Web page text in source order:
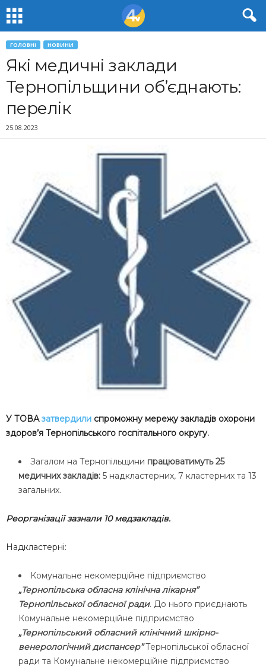
ГОЛОВНІ НОВИНИ
Які медичні заклади
Тернопільщини об’єднають:
перелік
25.08.2023
У ТОВАзатвердили спроможну мережу закладів охорони
здоров’я Тернопільського госпітального округу.
Загалом на Тернопільщини працюватимуть 25
медичних закладів: 5 надкластерних, 7 кластерних та 13
загальних.
Реорганізації зазнали 10 медзакладів.
Надкластерні:
Комунальне некомерційне підприємство
„Тернопільська обласна клінічна лікарня”
Тернопільської обласної ради. До нього приєднають
Комунальне некомерційне підприємство
„Тернопільський обласний клінічний шкірно-
венерологічний диспансер”Тернопільської обласної
ради та Комунальне некомерційне підприємство